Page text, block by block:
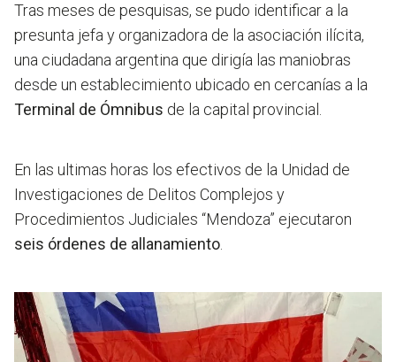
Tras meses de pesquisas, se pudo identificar a la
presunta jefa y organizadora de la asociación ilícita,
una ciudadana argentina que dirigía las maniobras
desde un establecimiento ubicado en cercanías a la
Terminal de Ómnibus de la capital provincial.
En las ultimas horas los efectivos de la Unidad de
Investigaciones de Delitos Complejos y
Procedimientos Judiciales “Mendoza” ejecutaron
seis órdenes de allanamiento